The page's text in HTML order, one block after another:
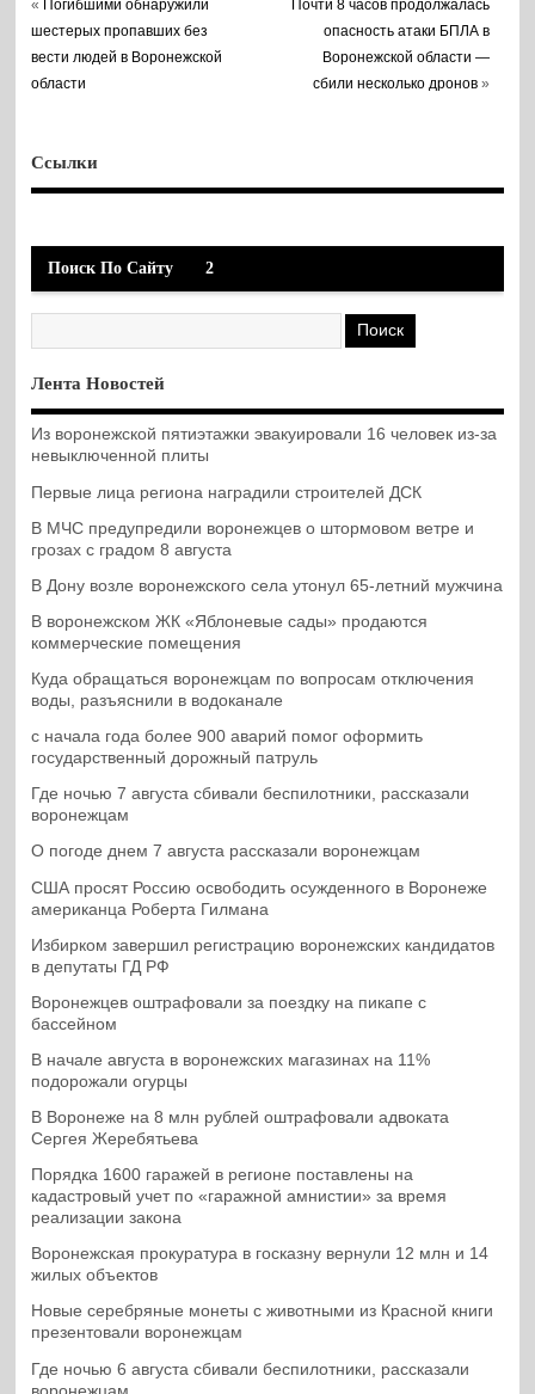
«
Погибшими обнаружили
шестерых пропавших без
вести людей в Воронежской
области
Почти 8 часов продолжалась
опасность атаки БПЛА в
Воронежской области —
сбили несколько дронов »
Ссылки
Поиск По Сайту 2
Лента Новостей
Из воронежской пятиэтажки эвакуировали 16 человек из-за
невыключенной плиты
Первые лица региона наградили строителей ДСК
В МЧС предупредили воронежцев о штормовом ветре и
грозах с градом 8 августа
В Дону возле воронежского села утонул 65-летний мужчина
В воронежском ЖК «Яблоневые сады» продаются
коммерческие помещения
Куда обращаться воронежцам по вопросам отключения
воды, разъяснили в водоканале
с начала года более 900 аварий помог оформить
государственный дорожный патруль
Где ночью 7 августа сбивали беспилотники, рассказали
воронежцам
О погоде днем 7 августа рассказали воронежцам
США просят Россию освободить осужденного в Воронеже
американца Роберта Гилмана
Избирком завершил регистрацию воронежских кандидатов
в депутаты ГД РФ
Воронежцев оштрафовали за поездку на пикапе с
бассейном
В начале августа в воронежских магазинах на 11%
подорожали огурцы
В Воронеже на 8 млн рублей оштрафовали адвоката
Сергея Жеребятьева
Порядка 1600 гаражей в регионе поставлены на
кадастровый учет по «гаражной амнистии» за время
реализации закона
Воронежская прокуратура в госказну вернули 12 млн и 14
жилых объектов
Новые серебряные монеты с животными из Красной книги
презентовали воронежцам
Где ночью 6 августа сбивали беспилотники, рассказали